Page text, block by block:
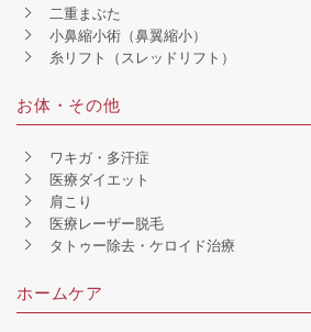
二重まぶた
小鼻縮小術（鼻翼縮小）
糸リフト（スレッドリフト）
お体・その他
ワキガ・多汗症
医療ダイエット
肩こり
医療レーザー脱毛
タトゥー除去・ケロイド治療
ホームケア